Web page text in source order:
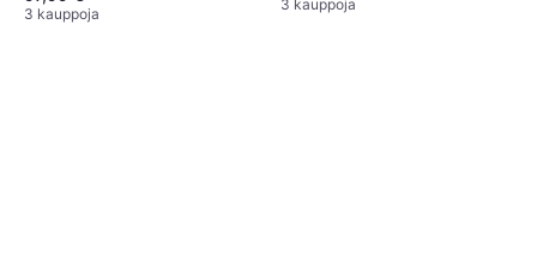
3 kauppoja
3 kauppoja